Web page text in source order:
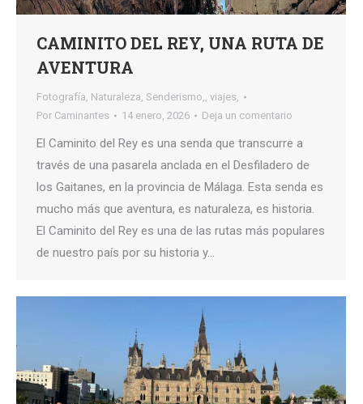
CAMINITO DEL REY, UNA RUTA DE
AVENTURA
Fotografía, Naturaleza, Senderismo,, viajes,
Por Caminantes 14 enero, 2026 Deja un comentario
El Caminito del Rey es una senda que transcurre a
través de una pasarela anclada en el Desfiladero de
los Gaitanes, en la provincia de Málaga. Esta senda es
mucho más que aventura, es naturaleza, es historia.
El Caminito del Rey es una de las rutas más populares
de nuestro país por su historia y…